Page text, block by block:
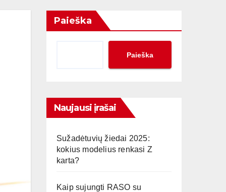
Paieška
Paieška
Naujausi įrašai
Sužadėtuvių žiedai 2025:
kokius modelius renkasi Z
karta?
Kaip sujungti RASO su